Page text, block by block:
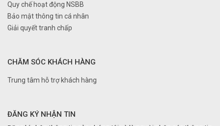
Quy chế hoạt động NSBB
Bảo mật thông tin cá nhân
Giải quyết tranh chấp
CHĂM SÓC KHÁCH HÀNG
Trung tâm hỗ trợ khách hàng
ĐĂNG KÝ NHẬN TIN